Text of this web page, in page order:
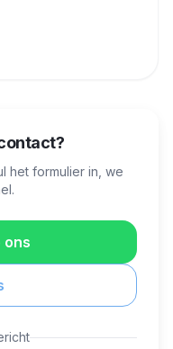
het formulier in, we
ons